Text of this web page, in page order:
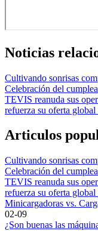
Noticias
Cultivando sonrisas
Celebración del
TEVIS reanuda sus
refuerza su oferta
Articulos
Cultivando sonrisas
Celebración del
TEVIS reanuda sus
refuerza su oferta
Minicargadoras vs.
02-09
¿Son buenas las